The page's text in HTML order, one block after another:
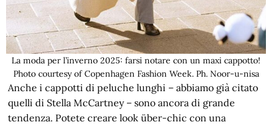
La moda per l’inverno 2025: farsi notare con un maxi cappotto!
Photo courtesy of Copenhagen Fashion Week. Ph. Noor-u-nisa
Anche i cappotti di peluche lunghi – abbiamo già citato
quelli di Stella McCartney – sono ancora di grande
tendenza. Potete creare look über-chic con una